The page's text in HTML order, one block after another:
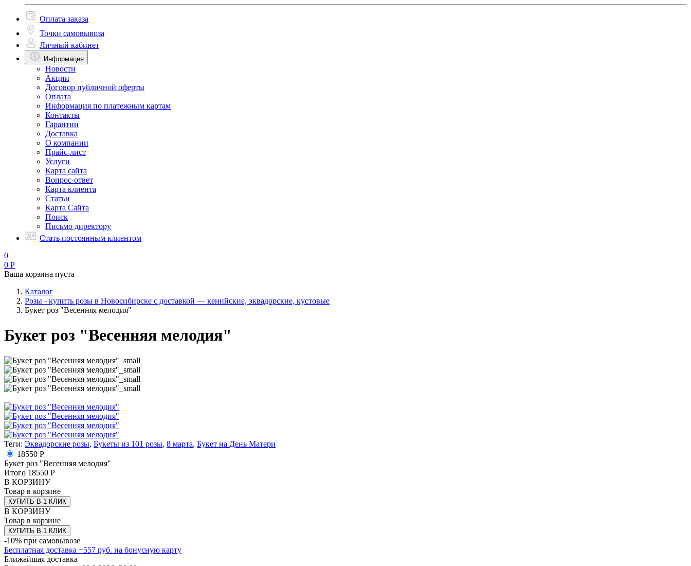
Оплата заказа
Точки самовывоза
Личный кабинет
Информация
Новости
Акции
Договор публичной оферты
Оплата
Информация по платежным картам
Контакты
Гарантии
Доставка
О компании
Прайс-лист
Услуги
Карта сайта
Вопрос-ответ
Карта клиента
Статьи
Карта Сайта
Поиск
Письмо директору
Стать постоянным клиентом
0
0 Р
Ваша корзина пуста
Каталог
Розы - купить розы в Новосибирске с доставкой — кенийские, эквадорские, кустовые
Букет роз "Весенняя мелодия"
Букет роз "Весенняя мелодия"
Теги: Эквадорские розы, Букеты из 101 розы, 8 марта, Букет на День Матери
18550 Р
Букет роз "Весенняя мелодия"
Итого 18550 Р
В КОРЗИНУ
Товар в корзине
КУПИТЬ В 1 КЛИК
В КОРЗИНУ
Товар в корзине
КУПИТЬ В 1 КЛИК
-10% при самовывозе
Бесплатная доставка +557 руб. на бонусную карту
Ближайшая доставка